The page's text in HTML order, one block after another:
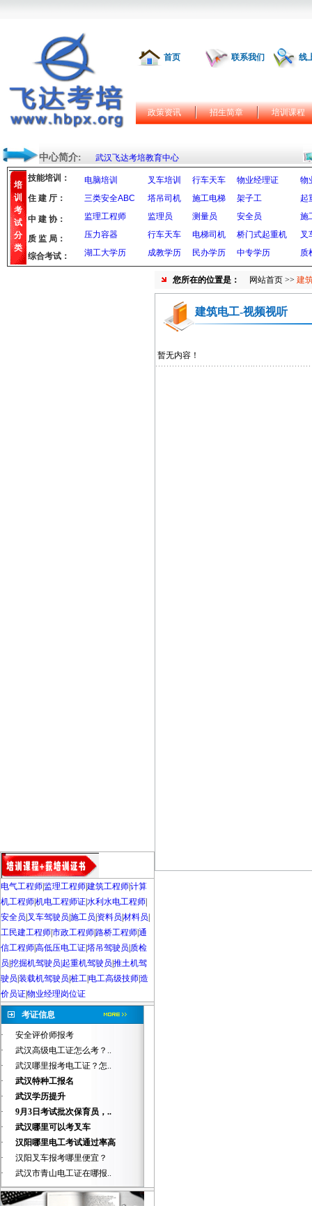
首页 联系我们 线
政策资讯 招生简章 培训课程
中心简介: 武汉飞达考培教育中心
培
训
考
试
分
类
技能培训： 电脑培训 叉车培训 行车天车 物业经理证
物
三类安全ABC
塔吊司机 施工电梯 架子工
起
监理工程师
监理员 测量员 安全员
施
压力容器
行车天车 电梯司机 桥门式起重机
叉
湖工大学历
成教学历 民办学历 中专学历 质
住 建 厅：
中 建 协：
质 监 局：
综合考试：
电气工程师 监理工程师建筑工程师计算
机工程师机电工程师证水利水电工程师
安全员 叉车驾驶员 施工员 资料员 材料员
工民建工程师市政工程师路桥工程师通
信工程师高低压电工证塔吊驾驶员 质检
员 挖掘机驾驶员|起重机驾驶员 推土机驾
驶员 装载机驾驶员 桩工电工高级技师造
价员证物业经理岗位证
考证信息
·
安全评价师报考
·
武汉高级电工证怎么考？..
·
武汉哪里报考电工证？怎..
·
武汉特种工报名
·
武汉学历提升
·
9月3日考试批次保育员，..
·
武汉哪里可以考叉车
·
汉阳哪里电工考试通过率高
·
汉阳叉车报考哪里便宜？
·
武汉市青山电工证在哪报..
您所在的位置是： 网站首页 >> 建
建筑电工-视频视听
暂无内容！